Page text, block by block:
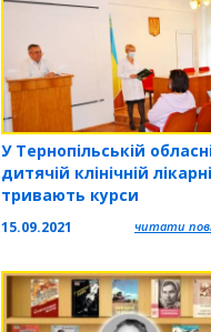
У Тернопільській
дитячій клінічній лікарні
тривають курси
удосконалення
сестер
15.09.2021 читати